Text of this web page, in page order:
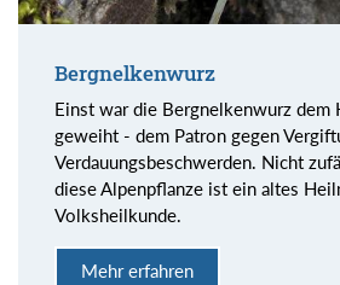
Bergnelkenwurz
Einst war die Bergnelkenwurz dem
geweiht - dem Patron gegen
Verdauungsbeschwerden. Nicht
diese Alpenpflanze ist ein altes
Volksheilkunde.
Mehr erfahren